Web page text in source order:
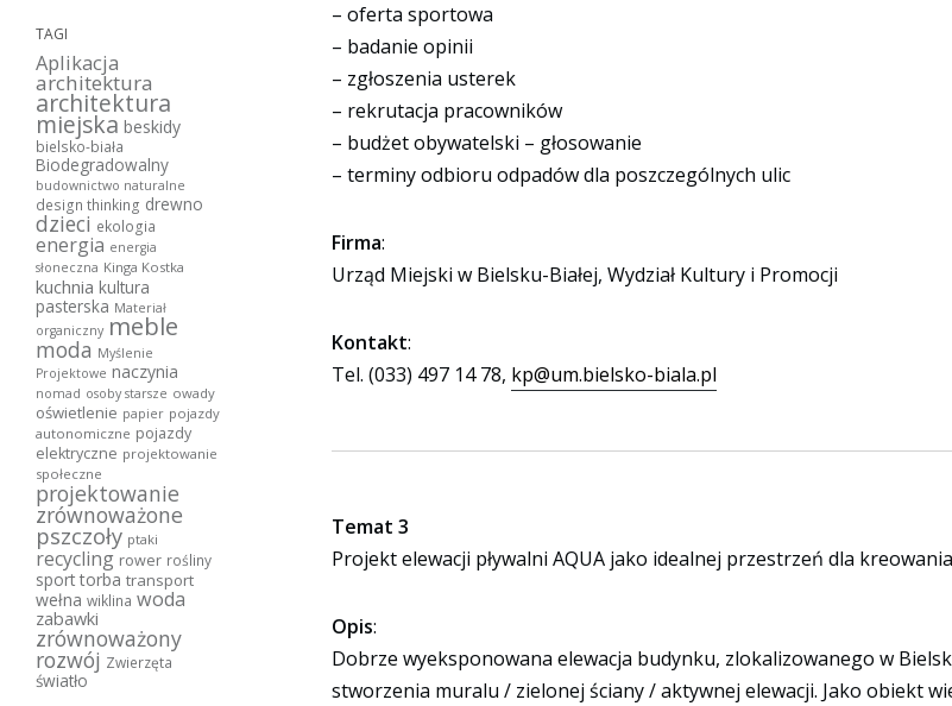
TAGI
Aplikacja
architektura
architektura
miejska beskidy
bielsko-biała
Biodegradowalny
budownictwo naturalne
design thinking drewno
dzieci ekologia
energia energia
słoneczna Kinga Kostka
kuchnia kultura
pasterska Materiał
organiczny meble
moda Myślenie
Projektowe naczynia
nomad osoby starsze owady
oświetlenie papier pojazdy
autonomiczne pojazdy
elektryczne projektowanie
społeczne
projektowanie
zrównoważone
pszczoły ptaki
recycling rower rośliny
sport torba transport
wełna wiklina woda
zabawki
zrównoważony
rozwój Zwierzęta
światło
– oferta sportowa
– badanie opinii
– zgłoszenia usterek
– rekrutacja pracowników
– budżet obywatelski – głosowanie
– terminy odbioru odpadów dla poszczególnych ulic
Firma:
Urząd Miejski w Bielsku-Białej, Wydział Kultury i Promocji
Kontakt:
Tel. (033) 497 14 78, kp@um.bielsko-biala.pl
Temat 3
Projekt elewacji pływalni AQUA jako idealnej przestrzeń dla
Opis:
Dobrze wyeksponowana elewacja budynku, zlokalizowanego w
stworzenia muralu / zielonej ściany / aktywnej elewacji. Jako obiekt